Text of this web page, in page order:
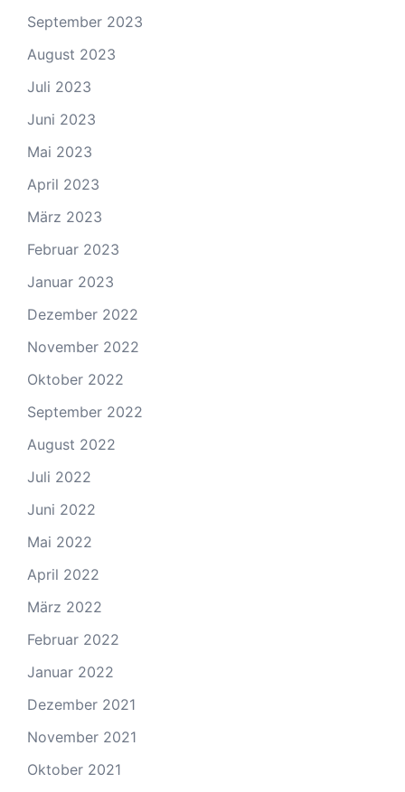
September 2023
August 2023
Juli 2023
Juni 2023
Mai 2023
April 2023
März 2023
Februar 2023
Januar 2023
Dezember 2022
November 2022
Oktober 2022
September 2022
August 2022
Juli 2022
Juni 2022
Mai 2022
April 2022
März 2022
Februar 2022
Januar 2022
Dezember 2021
November 2021
Oktober 2021